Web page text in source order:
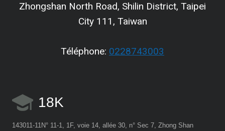
Zhongshan North Road, Shilin District, Taipei
City 111, Taiwan
Téléphone: 0228743003
18K
143011-11N° 11-1, 1F, voie 14, allée 30, n° Sec 7, Zhong Shan